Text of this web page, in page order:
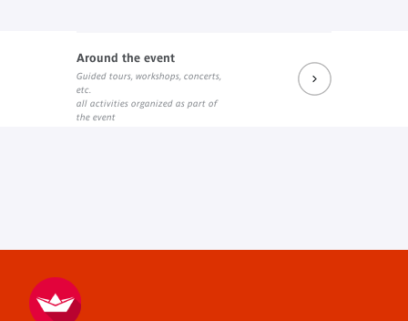
Around the event
Guided tours, workshops, concerts,
etc.
all activities organized as part of
the event